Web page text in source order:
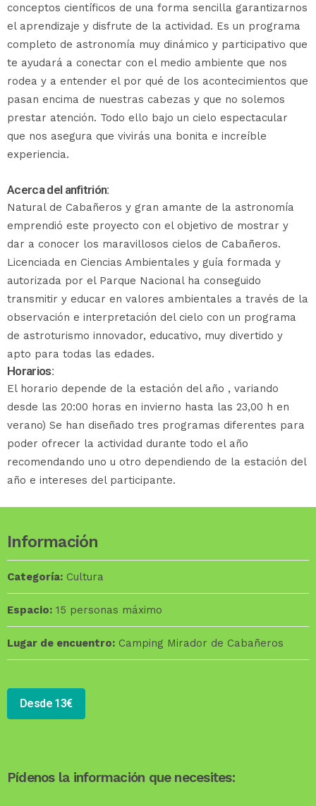
conceptos científicos de una forma sencilla garantizarnos
el aprendizaje y disfrute de la actividad. Es un programa
completo de astronomía muy dinámico y participativo que
te ayudará a conectar con el medio ambiente que nos
rodea y a entender el por qué de los acontecimientos que
pasan encima de nuestras cabezas y que no solemos
prestar atención. Todo ello bajo un cielo espectacular
que nos asegura que vivirás una bonita e increíble
experiencia.
Acerca del anfitrión:
Natural de Cabañeros y gran amante de la astronomía
emprendió este proyecto con el objetivo de mostrar y
dar a conocer los maravillosos cielos de Cabañeros.
Licenciada en Ciencias Ambientales y guía formada y
autorizada por el Parque Nacional ha conseguido
transmitir y educar en valores ambientales a través de la
observación e interpretación del cielo con un programa
de astroturismo innovador, educativo, muy divertido y
apto para todas las edades.
Horarios:
El horario depende de la estación del año , variando
desde las 20:00 horas en invierno hasta las 23,00 h en
verano) Se han diseñado tres programas diferentes para
poder ofrecer la actividad durante todo el año
recomendando uno u otro dependiendo de la estación del
año e intereses del participante.
Información
Categoría: Cultura
Espacio: 15 personas máximo
Lugar de encuentro: Camping Mirador de Cabañeros
Desde 13€
Pídenos la información que necesites: